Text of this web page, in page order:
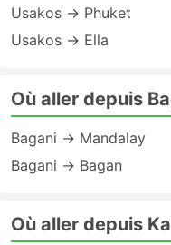
Usakos → Phuket
Usakos → Ella
Où aller depuis
Bagani → Mandalay
Bagani → Bagan
Où aller depuis